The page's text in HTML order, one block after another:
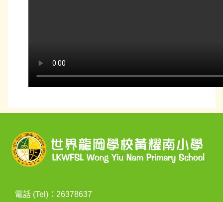
電話 (Tel)：26378637